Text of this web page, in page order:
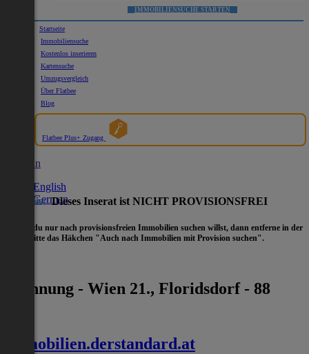
IMMOBILIENSUCHE STARTEN
Startseite
Immobiliensuche
Kostenlos inserieren
Kartensuche
Umzugsvergleich
Über Flatbee
Blog
Flatbee Plus+ Zugang
German
English
German
Hinweis:Dieses Inserat ist NICHT PROVISIONSFREI
- Wenn du nur nach provisionsfreien Immobilien suchen willst, dann entferne in der
bitte das Häkchen "Auch nach Immobilien mit Provision suchen".
Wohnung - Wien 21., Floridsdorf - 88
immobilien.derstandard.at